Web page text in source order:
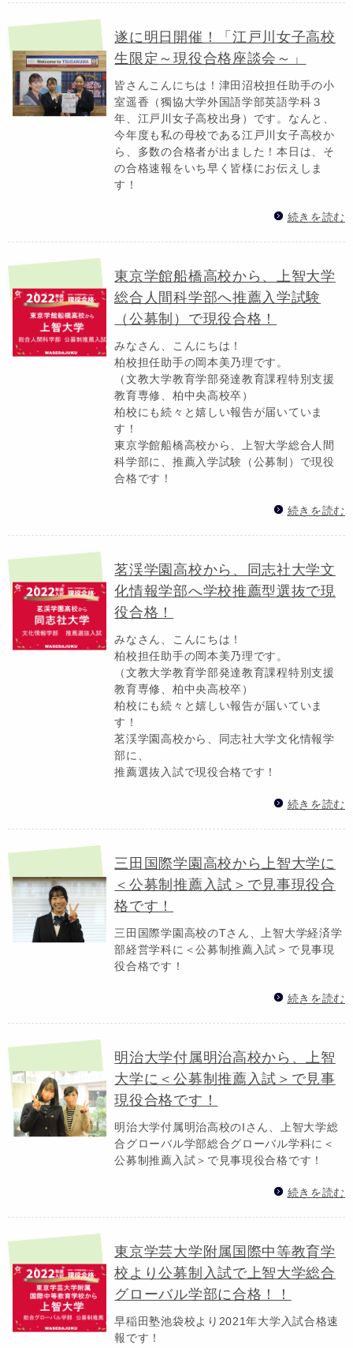
遂に明日開催！「江戸川女子高校
生限定～現役合格座談会～」
皆さんこんにちは！津田沼校担任助手の小
室遥香（獨協大学外国語学部英語学科３
年、江戸川女子高校出身）です。なんと、
今年度も私の母校である江戸川女子高校か
ら、多数の合格者が出ました！本日は、そ
の合格速報をいち早く皆様にお伝えしま
す！
続きを読む
東京学館船橋高校から、上智大学
総合人間科学部へ推薦入学試験
（公募制）で現役合格！
みなさん、こんにちは！
柏校担任助手の岡本美乃理です。
（文教大学教育学部発達教育課程特別支援
教育専修、柏中央高校卒）
柏校にも続々と嬉しい報告が届いていま
す！
東京学館船橋高校から、上智大学総合人間
科学部に、推薦入学試験（公募制）で現役
合格です！
続きを読む
茗渓学園高校から、同志社大学文
化情報学部へ学校推薦型選抜で現
役合格！
みなさん、こんにちは！
柏校担任助手の岡本美乃理です。
（文教大学教育学部発達教育課程特別支援
教育専修、柏中央高校卒）
柏校にも続々と嬉しい報告が届いていま
す！
茗渓学園高校から、同志社大学文化情報学
部に、
推薦選抜入試で現役合格です！
続きを読む
三田国際学園高校から上智大学に
＜公募制推薦入試＞で見事現役合
格です！
三田国際学園高校のTさん、上智大学経済学
部経営学科に＜公募制推薦入試＞で見事現
役合格です！
続きを読む
明治大学付属明治高校から、上智
大学に＜公募制推薦入試＞で見事
現役合格です！
明治大学付属明治高校のIさん、上智大学総
合グローバル学部総合グローバル学科に＜
公募制推薦入試＞で見事現役合格です！
続きを読む
東京学芸大学附属国際中等教育学
校より公募制入試で上智大学総合
グローバル学部に合格！！
早稲田塾池袋校より2021年大学入試合格速
報です！